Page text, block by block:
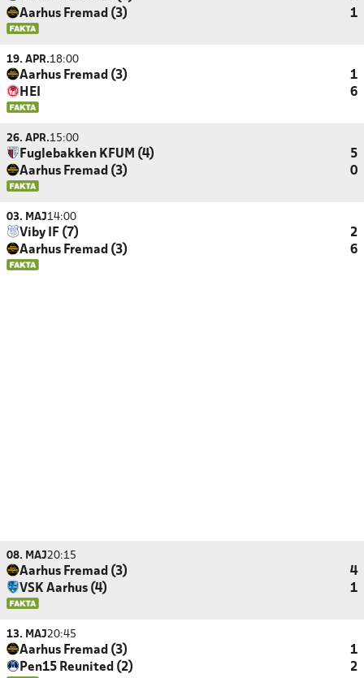
Aarhus Fremad (3)
1
19. APR.18:00
Aarhus Fremad (3)
1
HEI
6
26. APR.15:00
Fuglebakken KFUM (4)
5
Aarhus Fremad (3)
0
03. MAJ14:00
Viby IF (7)
2
Aarhus Fremad (3)
6
08. MAJ20:15
Aarhus Fremad (3)
4
VSK Aarhus (4)
1
13. MAJ20:45
Aarhus Fremad (3)
1
Pen15 Reunited (2)
2